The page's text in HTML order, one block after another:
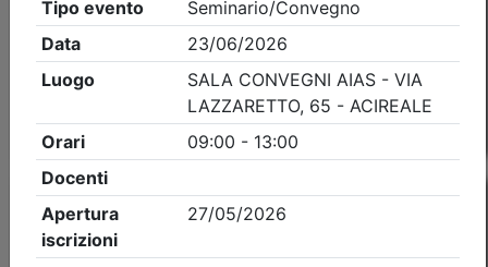
Precedente 1 Successiva
Nessun risultato per i parametri inseriti
Esito della ricerca eventi formativi